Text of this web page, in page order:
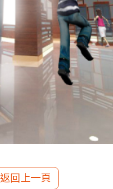
返回上一頁